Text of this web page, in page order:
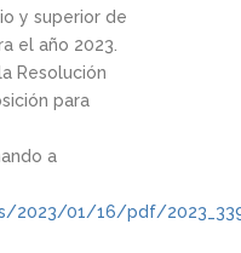
y superior de
el año 2023.
Resolución
para
a
2023/01/16/pdf/